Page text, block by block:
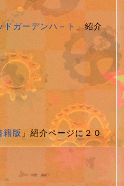
ガーデンハ－ト 」紹介
籍版」紹介ページに２０